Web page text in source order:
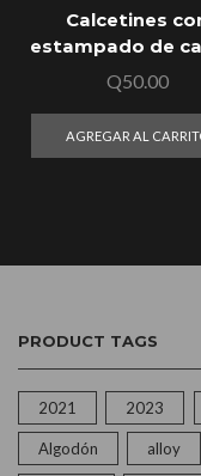
Calcetines
estampado de
Q50.00
AGREGAR AL
PRODUCT TAGS
2021 2023
Algodón alloy